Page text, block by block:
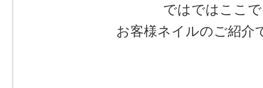
ではではここで
お客様ネイルのご紹介